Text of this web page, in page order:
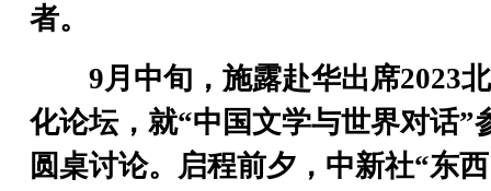
者。
9月中旬，施露赴华出席2023
化论坛，就“中国文学与世界对话”
圆桌讨论。启程前夕，中新社“东西